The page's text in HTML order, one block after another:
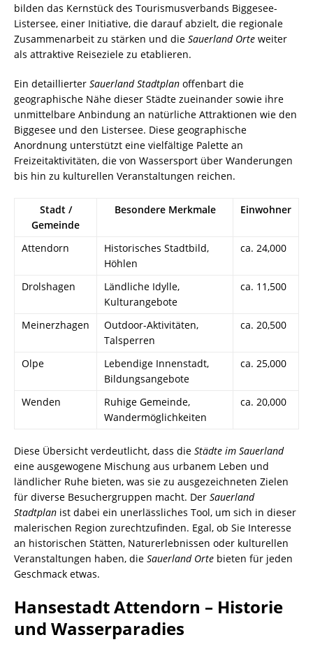
bilden das Kernstück des Tourismusverbands Biggesee-
Listersee, einer Initiative, die darauf abzielt, die regionale
Zusammenarbeit zu stärken und die Sauerland Orte weiter
als attraktive Reiseziele zu etablieren.
Ein detaillierter Sauerland Stadtplan offenbart die
geographische Nähe dieser Städte zueinander sowie ihre
unmittelbare Anbindung an natürliche Attraktionen wie den
Biggesee und den Listersee. Diese geographische
Anordnung unterstützt eine vielfältige Palette an
Freizeitaktivitäten, die von Wassersport über Wanderungen
bis hin zu kulturellen Veranstaltungen reichen.
Stadt /
Gemeinde
Besondere Merkmale Einwohner
Attendorn
Historisches Stadtbild,
Höhlen
ca. 24,000
Drolshagen
Ländliche Idylle,
Kulturangebote
ca. 11,500
Meinerzhagen
Outdoor-Aktivitäten,
Talsperren
ca. 20,500
Olpe
Lebendige Innenstadt,
Bildungsangebote
ca. 25,000
Wenden
Ruhige Gemeinde,
Wandermöglichkeiten
ca. 20,000
Diese Übersicht verdeutlicht, dass die Städte im Sauerland
eine ausgewogene Mischung aus urbanem Leben und
ländlicher Ruhe bieten, was sie zu ausgezeichneten Zielen
für diverse Besuchergruppen macht. Der Sauerland
Stadtplan ist dabei ein unerlässliches Tool, um sich in dieser
malerischen Region zurechtzufinden. Egal, ob Sie Interesse
an historischen Stätten, Naturerlebnissen oder kulturellen
Veranstaltungen haben, die Sauerland Orte bieten für jeden
Geschmack etwas.
Hansestadt Attendorn – Historie
und Wasserparadies